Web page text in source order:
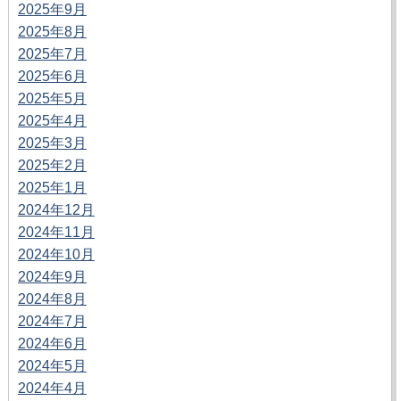
2025年9月
2025年8月
2025年7月
2025年6月
2025年5月
2025年4月
2025年3月
2025年2月
2025年1月
2024年12月
2024年11月
2024年10月
2024年9月
2024年8月
2024年7月
2024年6月
2024年5月
2024年4月